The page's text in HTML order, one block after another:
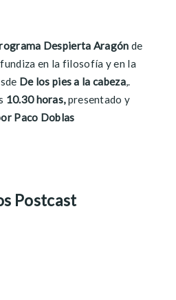
Despierta Aragón de
en la filosofía y en la
De los pies a la cabeza,.
10.30 horas,presentado y
Paco Doblas
Postcast